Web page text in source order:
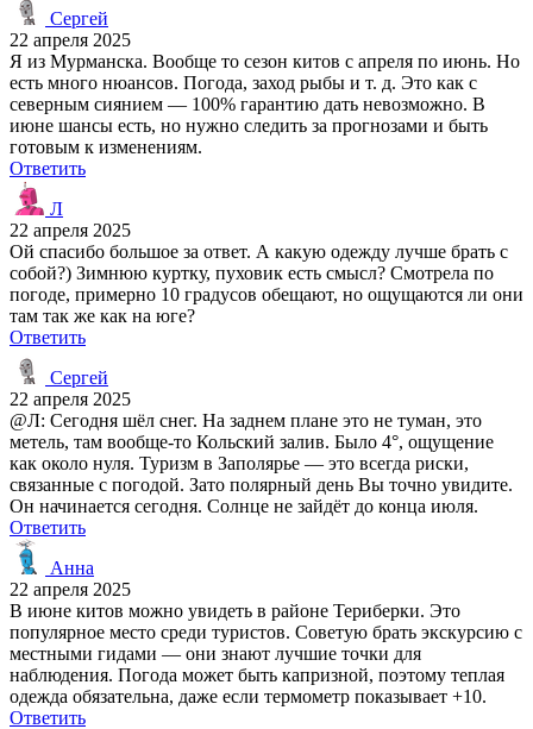
Сергей
22 апреля 2025
Я из Мурманска. Вообще то сезон китов с апреля по июнь. Но
есть много нюансов. Погода, заход рыбы и т. д. Это как с
северным сиянием — 100% гарантию дать невозможно. В
июне шансы есть, но нужно следить за прогнозами и быть
готовым к изменениям.
Ответить
Л
22 апреля 2025
Ой спасибо большое за ответ. А какую одежду лучше брать с
собой?) Зимнюю куртку, пуховик есть смысл? Смотрела по
погоде, примерно 10 градусов обещают, но ощущаются ли они
там так же как на юге?
Ответить
Сергей
22 апреля 2025
@Л: Сегодня шёл снег. На заднем плане это не туман, это
метель, там вообще-то Кольский залив. Было 4°, ощущение
как около нуля. Туризм в Заполярье — это всегда риски,
связанные с погодой. Зато полярный день Вы точно увидите.
Он начинается сегодня. Солнце не зайдёт до конца июля.
Ответить
Анна
22 апреля 2025
В июне китов можно увидеть в районе Териберки. Это
популярное место среди туристов. Советую брать экскурсию с
местными гидами — они знают лучшие точки для
наблюдения. Погода может быть капризной, поэтому теплая
одежда обязательна, даже если термометр показывает +10.
Ответить